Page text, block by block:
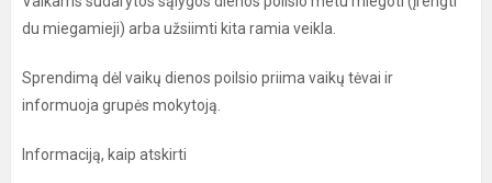
du miegamieji) arba užsiimti kita ramia veikla.
Sprendimą dėl vaikų dienos poilsio priima vaikų tėvai ir
informuoja grupės mokytoją.
Informaciją, kaip atskirti